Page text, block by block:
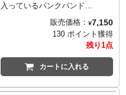
ンスパイアされ、Qティップ、
ファイフ、アリに加え、ファー
ストアルバムリリース後に脱退
したジェロビまで揃った
HIPHOPファン必見のコレクタ
ーズアイテム。
入っているパンクバンド
「Green Day グリーン・デ
イ）。全世界で2,000万枚という
驚異的な売上を記録した3rdアル
バム「Dookie」に収録され、メ
ジャーデビュー後の初シングル
となったのが「Longview」で
販売価格： ¥7,150
130 ポイント獲得
残り1点
カートに入れる